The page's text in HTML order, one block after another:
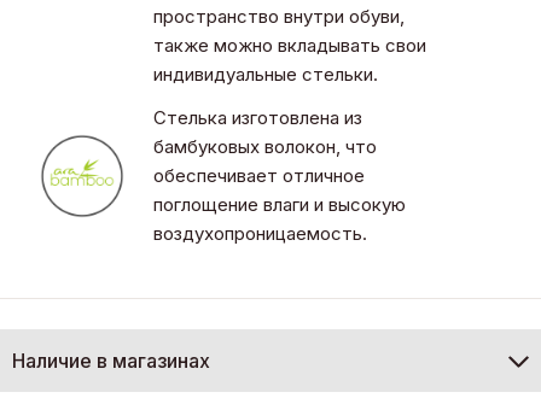
пространство внутри обуви,
также можно вкладывать свои
индивидуальные стельки.
Стелька изготовлена из
бамбуковых волокон, что
обеспечивает отличное
поглощение влаги и высокую
воздухопроницаемость.
Наличие в магазинах